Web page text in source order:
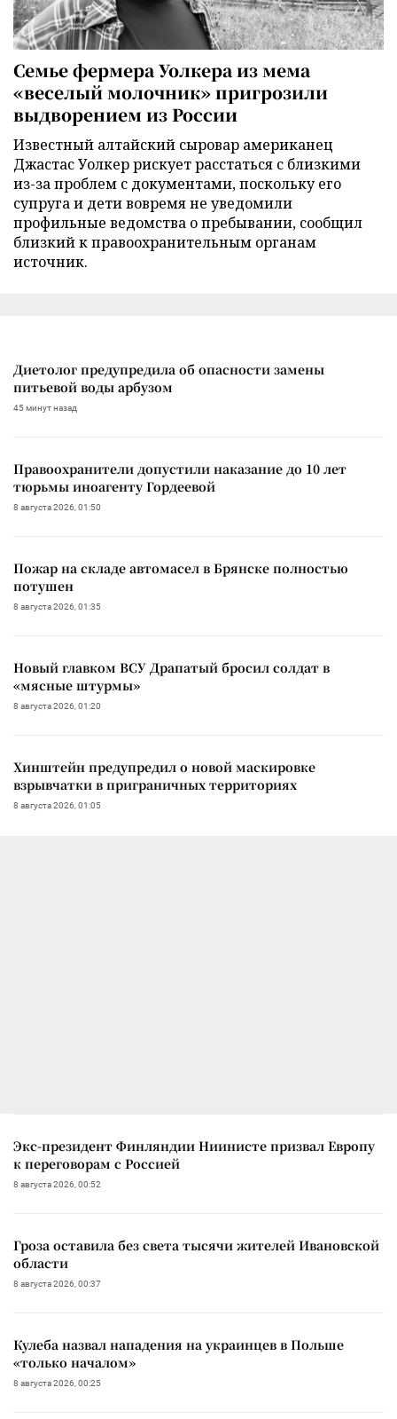
Семье фермера Уолкера из мема
«веселый молочник» пригрозили
выдворением из России
Известный алтайский сыровар американец
Джастас Уолкер рискует расстаться с близкими
из-за проблем с документами, поскольку его
супруга и дети вовремя не уведомили
профильные ведомства о пребывании, сообщил
близкий к правоохранительным органам
источник.
Диетолог предупредила об опасности замены
питьевой воды арбузом
45 минут назад
Правоохранители допустили наказание до 10 лет
тюрьмы иноагенту Гордеевой
8 августа 2026, 01:50
Пожар на складе автомасел в Брянске полностью
потушен
8 августа 2026, 01:35
Новый главком ВСУ Драпатый бросил солдат в
«мясные штурмы»
8 августа 2026, 01:20
Хинштейн предупредил о новой маскировке
взрывчатки в приграничных территориях
8 августа 2026, 01:05
Экс-президент Финляндии Ниинисте призвал Европу
к переговорам с Россией
8 августа 2026, 00:52
Гроза оставила без света тысячи жителей Ивановской
области
8 августа 2026, 00:37
Кулеба назвал нападения на украинцев в Польше
«только началом»
8 августа 2026, 00:25